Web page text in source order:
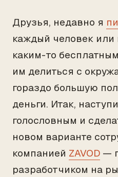
Друзья, недавно я
каждый человек или
каким-то
им делиться с
гораздо большую
деньги. Итак,
голословным и
новом варианте
компанией ZAVOD —
разработчиком на